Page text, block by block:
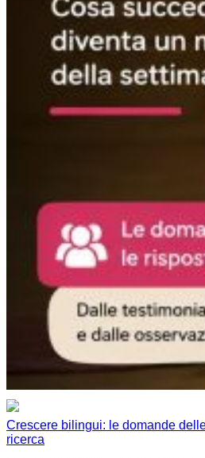
Crescere bilingui: le domande
ricerca